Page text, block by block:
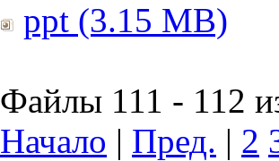
ppt (3.15 MB)
Файлы 111 - 112
Начало | Пред. | 2